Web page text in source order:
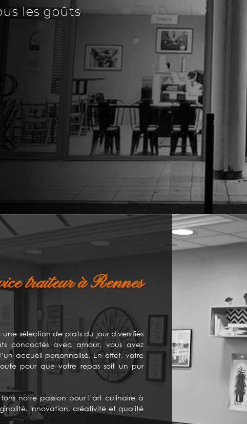
traiteur à Rennes
sélection de plats du jour diversifiés
concoctés avec amour, vous avez
accueil personnalisé. En effet, votre
pour que votre repas soit un pur
notre passion pour l’art culinaire à
Innovation, créativité et qualité